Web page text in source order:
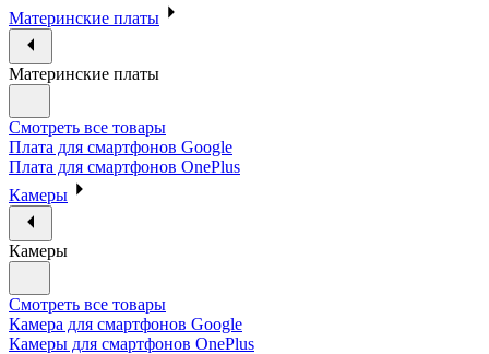
Материнские платы
Материнские платы
Смотреть все товары
Плата для смартфонов Google
Плата для смартфонов OnePlus
Камеры
Камеры
Смотреть все товары
Камера для смартфонов Google
Камеры для смартфонов OnePlus